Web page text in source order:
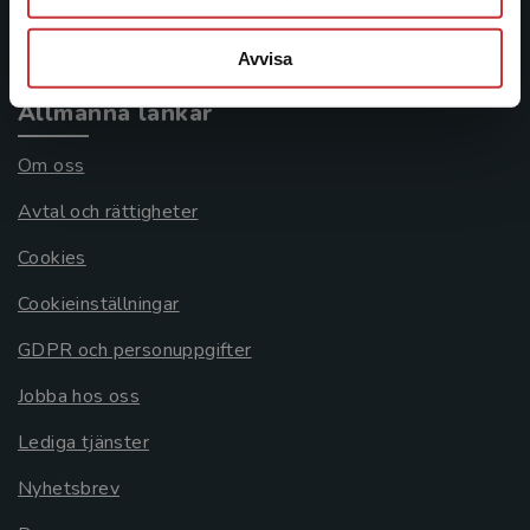
Avvisa
Allmänna länkar
Om oss
Avtal och rättigheter
Cookies
Cookieinställningar
GDPR och personuppgifter
Jobba hos oss
Lediga tjänster
Nyhetsbrev